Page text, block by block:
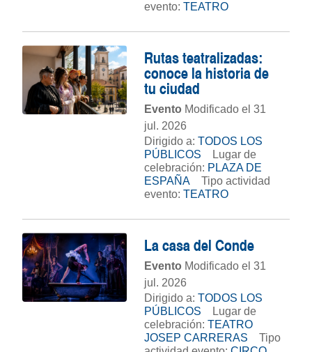
evento: TEATRO
Rutas teatralizadas:
conoce la historia de
tu ciudad
Evento Modificado el 31
jul. 2026
Dirigido a: TODOS LOS
PÚBLICOS
Lugar de
celebración: PLAZA DE
ESPAÑA
Tipo actividad
evento: TEATRO
La casa del Conde
Evento Modificado el 31
jul. 2026
Dirigido a: TODOS LOS
PÚBLICOS
Lugar de
celebración: TEATRO
JOSEP CARRERAS
Tipo